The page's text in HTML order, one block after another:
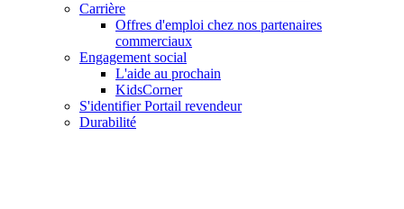
Carrière
Offres d'emploi chez nos partenaires
commerciaux
Engagement social
L'aide au prochain
KidsCorner
S'identifier Portail revendeur
Durabilité